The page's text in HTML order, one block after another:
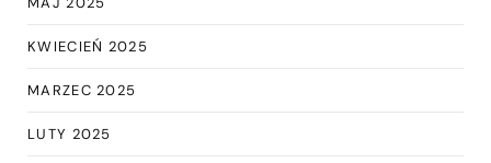
KWIECIEŃ 2025
MARZEC 2025
LUTY 2025